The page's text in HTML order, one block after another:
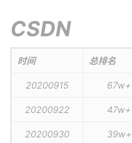
CSDN
时间 总排名
20200915 67w+
20200922 47w+
20200930 39w+